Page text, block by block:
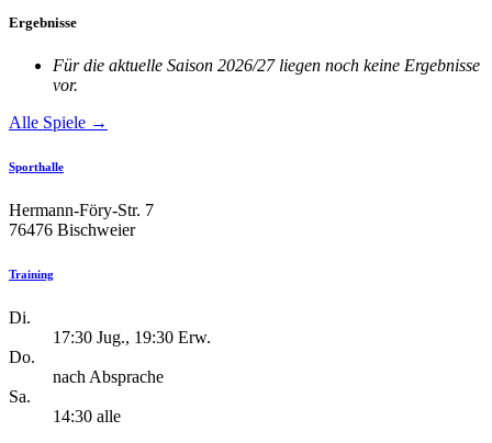
Ergebnisse
Für die aktuelle Saison 2026/27 liegen noch keine Ergebnisse
vor.
Alle Spiele →
Sporthalle
Hermann-Föry-Str. 7
76476 Bischweier
Training
Di.
17:30 Jug., 19:30 Erw.
Do.
nach Absprache
Sa.
14:30 alle